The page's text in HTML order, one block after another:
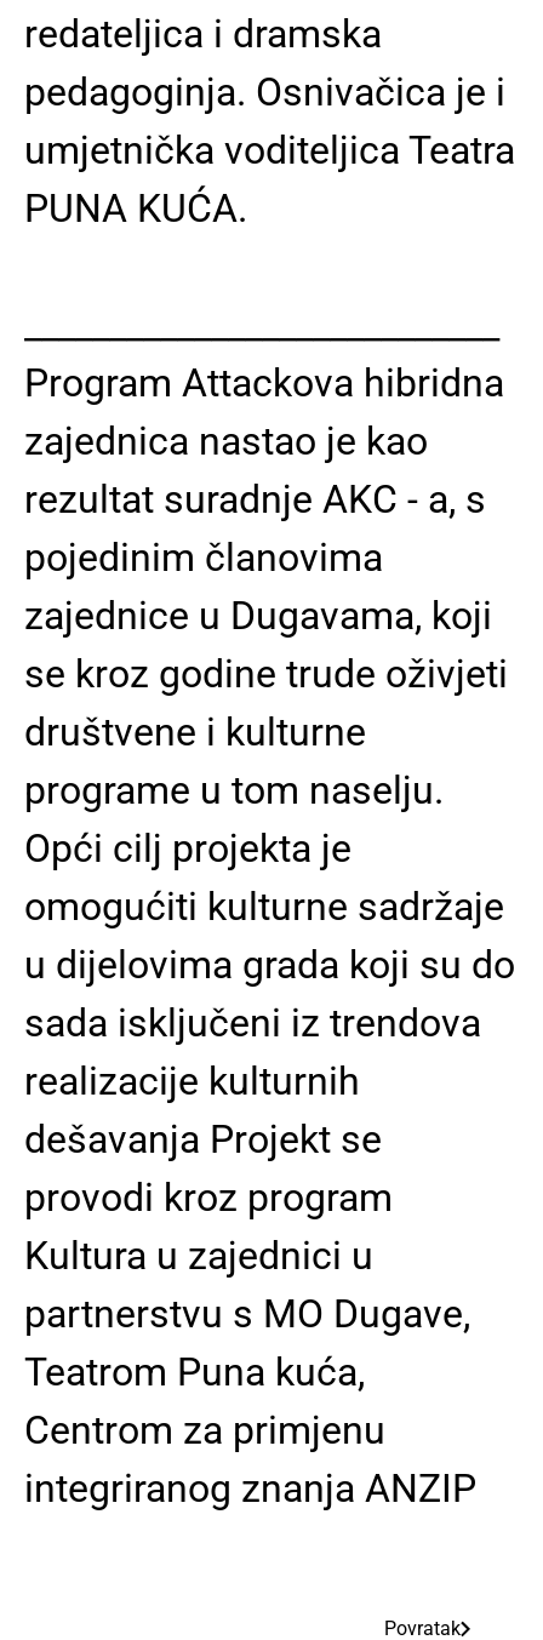
redateljica i dramska
pedagoginja. Osnivačica je i
umjetnička voditeljica Teatra
PUNA KUĆA.
Program Attackova hibridna
zajednica nastao je kao
rezultat suradnje AKC - a, s
pojedinim članovima
zajednice u Dugavama, koji
se kroz godine trude oživjeti
društvene i kulturne
programe u tom naselju.
Opći cilj projekta je
omogućiti kulturne sadržaje
u dijelovima grada koji su do
sada isključeni iz trendova
realizacije kulturnih
dešavanja Projekt se
provodi kroz program
Kultura u zajednici u
partnerstvu s MO Dugave,
Teatrom Puna kuća,
Centrom za primjenu
integriranog znanja ANZIP
Povratak